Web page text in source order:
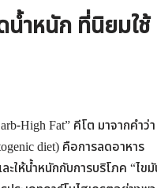
น้ำหนัก ที่นิยมใช้
High Fat” คีโต มาจากคำว่า
diet) คือการลดอาหาร
ให้น้ำหนักกับการบริโภค “ไข